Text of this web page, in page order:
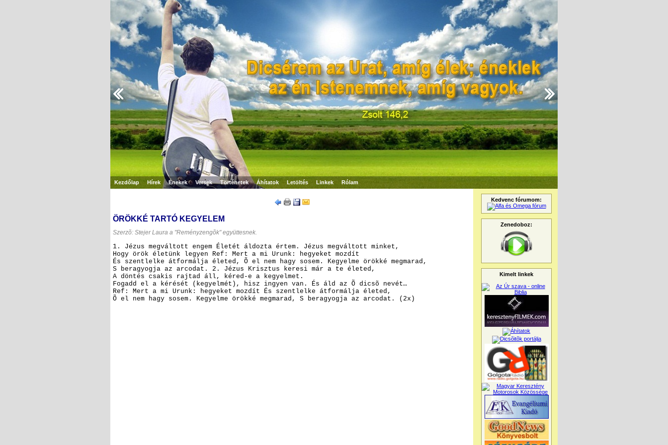
Kezdőlap Hírek Énekek Versek Történetek Áhítatok Letöltés Linkek Rólam
ÖRÖKKÉ TARTÓ KEGYELEM
Szerzõ: Stejer Laura a "Reményzengõk" együttesnek.
1. Jézus megváltott engem Életét áldozta értem.
Jézus megváltott minket,
Hogy örök életünk legyen
Ref: Mert a mi Urunk: hegyeket mozdít
És szentlelke átformálja életed,
Õ el nem hagy sosem.
Kegyelme örökké megmarad,
S beragyogja az arcodat.
2. Jézus Krisztus keresi már a te életed,
A döntés csakis rajtad áll, kéred-e a kegyelmet.
Fogadd el a kérését (kegyelmét), hisz ingyen van.
És áld az Õ dicsõ nevét…
Ref: Mert a mi Urunk: hegyeket mozdít És szentlelke átformálja életed,
Õ el nem hagy sosem.
Kegyelme örökké megmarad, S beragyogja az arcodat. (2x)
Kedvenc fórumom:
Zenedoboz:
Kimelt linkek